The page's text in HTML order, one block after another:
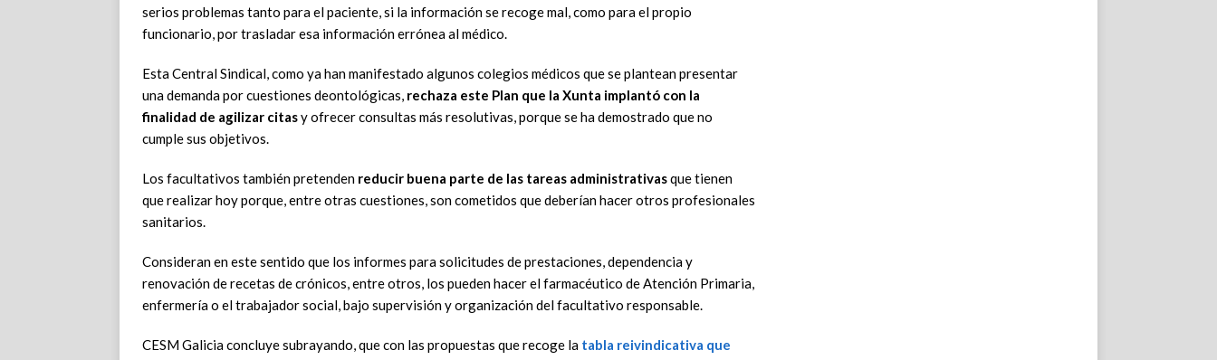
serios problemas tanto para el paciente, si la información se recoge mal, como para el propio
funcionario, por trasladaresa información errónea al médico.
Esta Central Sindical, como ya han manifestado algunos colegios médicos que se plantean presentar
una demanda por cuestiones deontológicas, rechaza este Plan que la Xunta implantó con la
finalidad de agilizar citasyofrecer consultas más resolutivas, porque se ha demostrado que no
cumplesus objetivos.
Los facultativos también pretenden reducir buena parte de las tareas administrativasque tienen
que realizar hoy porque, entre otras cuestiones,son cometidos quedeberíanhacer otros profesionales
sanitarios.
Consideranenestesentido que los informes parasolicitudes deprestaciones, dependenciay
renovación de recetas de crónicos,entreotros, los pueden hacer elfarmacéutico de Atención Primaria,
enfermeríao eltrabajador social, bajo supervisióny organización del facultativo responsable.
CESM Galicia concluye subrayando, que con las propuestas que recoge la tabla reivindicativa que